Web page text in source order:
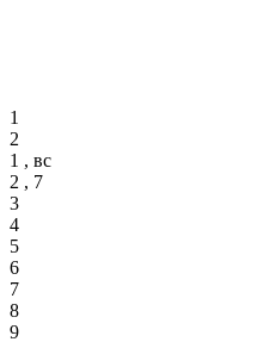
1
2
1 , вс
2 , 7
3
4
5
6
7
8
9